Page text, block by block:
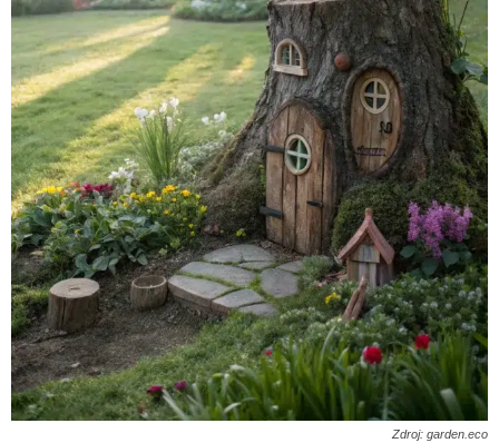
Zdroj: garden.eco